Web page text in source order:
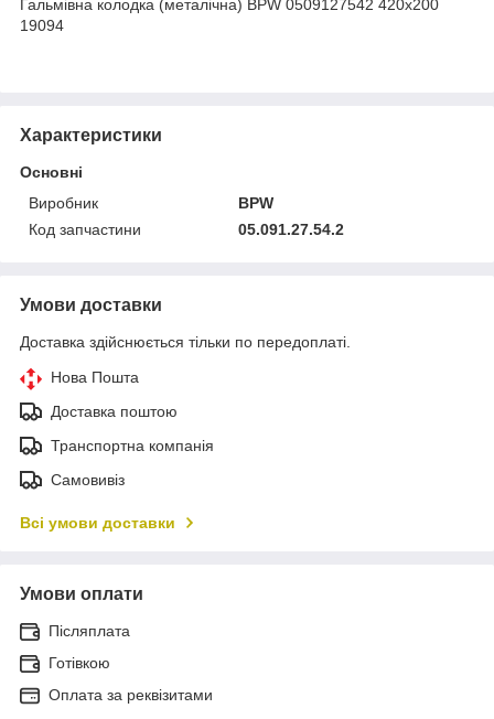
Гальмівна колодка (металічна) BPW 0509127542 420x200
19094
Характеристики
Основні
Виробник
BPW
Код запчастини
05.091.27.54.2
Умови доставки
Доставка здійснюється тільки по передоплаті.
Нова Пошта
Доставка поштою
Транспортна компанія
Самовивіз
Всі умови доставки
Умови оплати
Післяплата
Готівкою
Оплата за реквізитами